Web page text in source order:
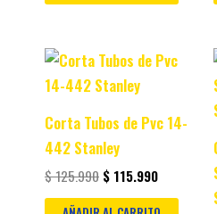
Corta Tubos de Pvc 14-
442 Stanley
$125.990
Original
price
was:
$ 115.990
Current
price
$ 115.990.